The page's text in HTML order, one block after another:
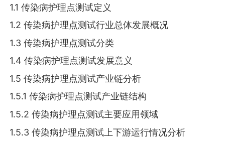
1.1 传染病护理点测试定义
1.2 传染病护理点测试行业总体发展概况
1.3 传染病护理点测试分类
1.4 传染病护理点测试发展意义
1.5 传染病护理点测试产业链分析
1.5.1 传染病护理点测试产业链结构
1.5.2 传染病护理点测试主要应用领域
1.5.3 传染病护理点测试上下游运行情况分析